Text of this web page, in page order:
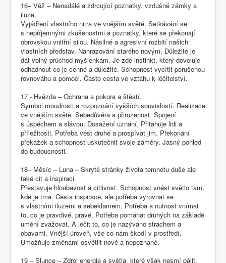
16– Věž – Nenadálé a zdrcující poznatky, vzdušné zámky a
iluze.
Vyjádření vlastního nitra ve vnějším světě. Setkávání se
s nepříjemnými zkušenostmi a poznatky, které se překonají
obrovskou vnitřní silou. Násilné a agresivní rozbití našich
vlastních představ. Nahrazování starého novým. Důležité je
dát volný průchod myšlenkám. Je zde instinkt, který dovoluje
odhadnout co je cenné a důležité. Schopnost vycítit porušenou
rovnováhu a pomoci. Často cesta ve vztahu k léčitelství.
17 - Hvězda – Ochrana a pokora a štěstí.
Symbol moudrosti a rozpoznání vyšších souvislostí. Realizace
ve vnějším světě. Sebedůvěra a přirozenost. Spojení
s úspěchem a slávou. Dosažení uznání. Přitahuje lidi a
příležitosti. Potřeba vést druhé a prospívat jim. Překonání
překážek a schopnost uskutečnit svoje záměry. Jasný pohled
do budoucnosti.
18– Měsíc – Luna – Skryté stránky života temnotu duše ale
také cit a inspiraci.
Přestavuje hloubavost a citlivost. Schopnost vnést světlo tam,
kde je tma. Cesta inspirace, ale potřeba vyrovnat se
s vlastními iluzemi a sebeklamem. Potřeba a nutnost vnímat
to, co je pravdivé, pravé. Potřeba pomáhat druhých na základě
umění zvažovat. A léčit to, co je nazýváno strachem a
obavami. Vnější úroveň, vše co nám škodí v prostředí.
Umožňuje změnami osvětlit nové a nepoznané.
19 – Slunce – Zdroj energie a světla, které však nesmí pálit.